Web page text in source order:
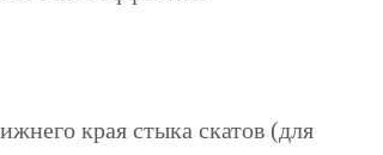
края стыка скатов (для